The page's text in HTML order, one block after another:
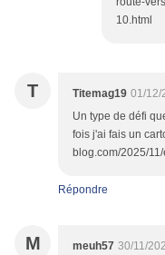
10.html
T Titemag19 01/12/
Un type de défi
fois j'ai fais un
blog.com/2025/
Répondre
M meuh57 30/11/